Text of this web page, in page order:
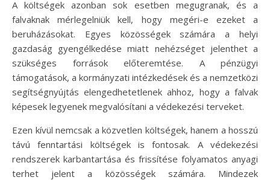
A költségek azonban sok esetben megugranak, és a
falvaknak mérlegelniük kell, hogy megéri-e ezeket a
beruházásokat. Egyes közösségek számára a helyi
gazdaság gyengélkedése miatt nehézséget jelenthet a
szükséges források előteremtése. A pénzügyi
támogatások, a kormányzati intézkedések és a nemzetközi
segítségnyújtás elengedhetetlenek ahhoz, hogy a falvak
képesek legyenek megvalósítani a védekezési terveket.
Ezen kívül nemcsak a közvetlen költségek, hanem a hosszú
távú fenntartási költségek is fontosak. A védekezési
rendszerek karbantartása és frissítése folyamatos anyagi
terhet jelent a közösségek számára. Mindezek